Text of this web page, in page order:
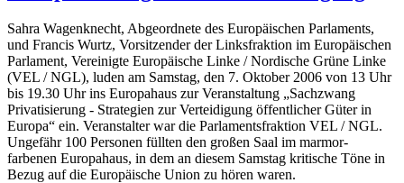
Sahra Wagenknecht, Abgeordnete des Europäischen Parlaments,
und Francis Wurtz, Vorsitzender der Linksfraktion im Europäischen
Parlament, Vereinigte Europäische Linke / Nordische Grüne Linke
(VEL / NGL), luden am Samstag, den 7. Oktober 2006 von 13 Uhr
bis 19.30 Uhr ins Europahaus zur Veranstaltung „Sachzwang
Privatisierung - Strategien zur Verteidigung öffentlicher Güter in
Europa“ ein. Veranstalter war die Parlamentsfraktion VEL / NGL.
Ungefähr 100 Personen füllten den großen Saal im marmor-
farbenen Europahaus, in dem an diesem Samstag kritische Töne in
Bezug auf die Europäische Union zu hören waren.